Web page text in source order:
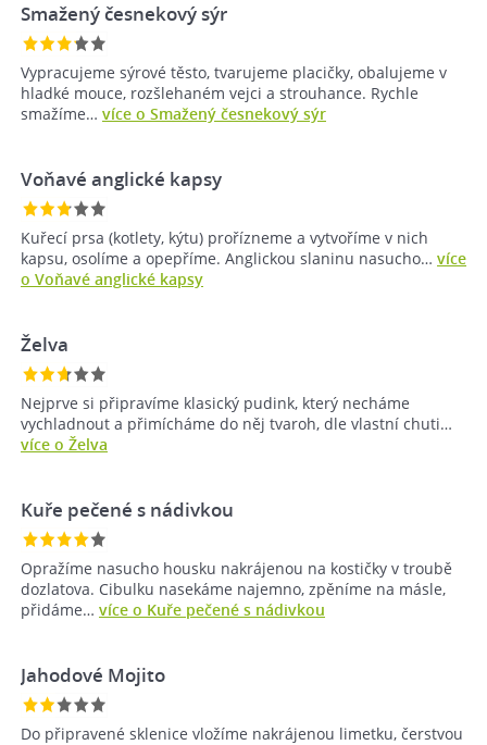
Smažený česnekový sýr
Vypracujeme sýrové těsto, tvarujeme placičky, obalujeme v
hladké mouce, rozšlehaném vejci a strouhance. Rychle
smažíme… více o Smažený česnekový sýr
Voňavé anglické kapsy
Kuřecí prsa (kotlety, kýtu) prořízneme a vytvoříme v nich
kapsu, osolíme a opepříme. Anglickou slaninu nasucho… více
o Voňavé anglické kapsy
Želva
Nejprve si připravíme klasický pudink, který necháme
vychladnout a přimícháme do něj tvaroh, dle vlastní chuti…
více o Želva
Kuře pečené s nádivkou
Opražíme nasucho housku nakrájenou na kostičky v troubě
dozlatova. Cibulku nasekáme najemno, zpěníme na másle,
přidáme… více o Kuře pečené s nádivkou
Jahodové Mojito
Do připravené sklenice vložíme nakrájenou limetku, čerstvou